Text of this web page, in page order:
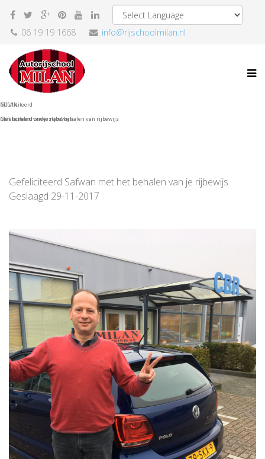
06 19 19 1668 info@rijschoolmilan.nl
Gefeliciteerd
Met behalen van je rijbewijs
MILAN
Gefeliciteerd onderstand behalen van rijbewijs
Gefeliciteerd Safwan met het behalen van je rijbewijs
Geslaagd 29-11-2017